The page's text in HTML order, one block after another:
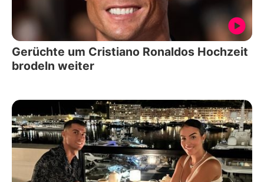
Gerüchte um Cristiano Ronaldos Hochzeit
brodeln weiter